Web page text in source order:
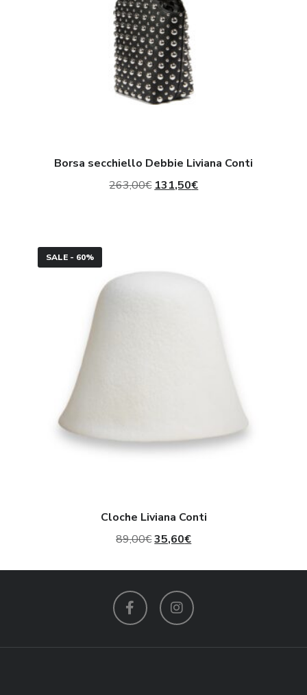
Borsa secchiello Debbie Liviana Conti
263,00€ Il
131,50€Il
Cloche
Liviana
SALE - 60%
Cloche Liviana Conti
89,00€Il
era:
89,00€.
35,60€Il
è:
35,60€.